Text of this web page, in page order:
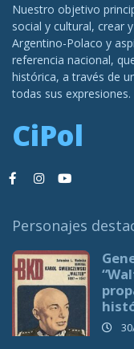
Nuestro objetivo
social y cultural, crear
Argentino-Polaco y
referencia nacional,
histórica, a través de
todas sus expresiones.
CiPol
Personajes